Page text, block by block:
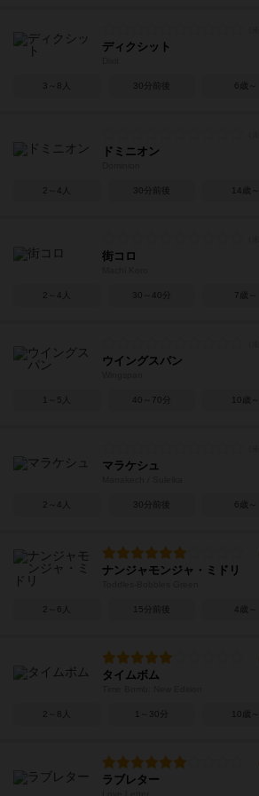
ディクシット
3～8人 30分前後 6歳～
ドミニオン
2～4人 30分前後 14歳～
街コロ
2～4人 30～40分 7歳～
ウイングスパン
1～5人 40～70分 10歳～
マラケシュ
2～4人 30分前後 6歳～
ナンジャモンジャ・ミドリ
2～6人 15分前後 4歳～
タイムボム
2～8人 1～30分 10歳～
ラブレター